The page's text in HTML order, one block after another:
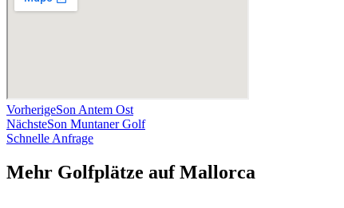
VorherigeSon Antem Ost
NächsteSon Muntaner Golf
Schnelle Anfrage
Mehr Golfplätze auf Mallorca